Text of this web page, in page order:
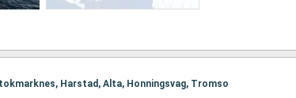
Harstad, Alta, Honningsvag, Tromso